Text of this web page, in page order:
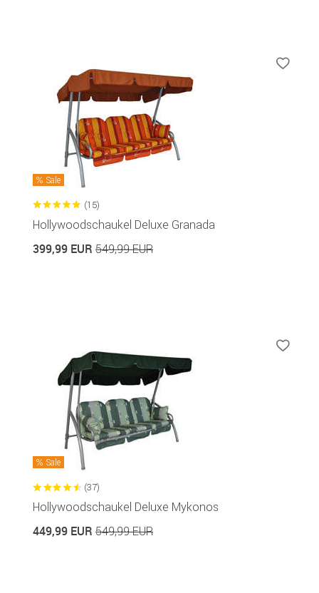
Sale
(15)
Hollywoodschaukel Deluxe Granada
399,99 EUR 549,99 EUR
Sale
(37)
Hollywoodschaukel Deluxe Mykonos
449,99 EUR 549,99 EUR